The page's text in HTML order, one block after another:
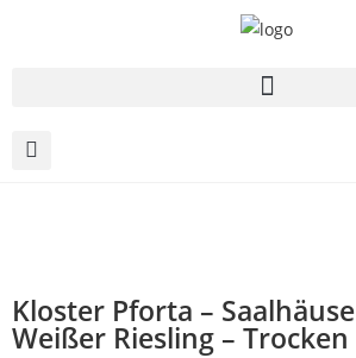
Kloster Pforta –
Weißer Riesling – Trocken